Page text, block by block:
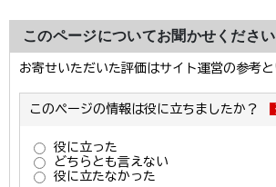
このページについてお聞かせください